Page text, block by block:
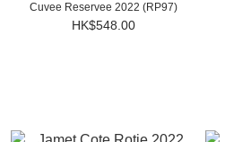
Cuvee Reservee 2022 (RP97)
HK$548.00